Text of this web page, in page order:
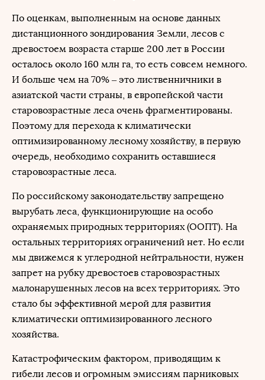
По оценкам, выполненным на основе данных
дистанционного зондирования Земли, лесов с
древостоем возраста старше 200 лет в России
осталось около 160 млн га, то есть совсем немного.
И больше чем на 70% – это лиственничники в
азиатской части страны, в европейской части
старовозрастные леса очень фрагментированы.
Поэтому для перехода к климатически
оптимизированному лесному хозяйству, в первую
очередь, необходимо сохранить оставшиеся
старовозрастные леса.
По российскому законодательству запрещено
вырубать леса, функционирующие на особо
охраняемых природных территориях (ООПТ). На
остальных территориях ограничений нет. Но если
мы движемся к углеродной нейтральности, нужен
запрет на рубку древостоев старовозрастных
малонарушенных лесов на всех территориях. Это
стало бы эффективной мерой для развития
климатически оптимизированного лесного
хозяйства.
Катастрофическим фактором, приводящим к
гибели лесов и огромным эмиссиям парниковых